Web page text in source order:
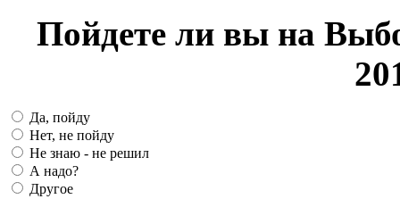
Пойдете ли вы на
Да, пойду
Нет, не пойду
Не знаю - не решил
А надо?
Другое